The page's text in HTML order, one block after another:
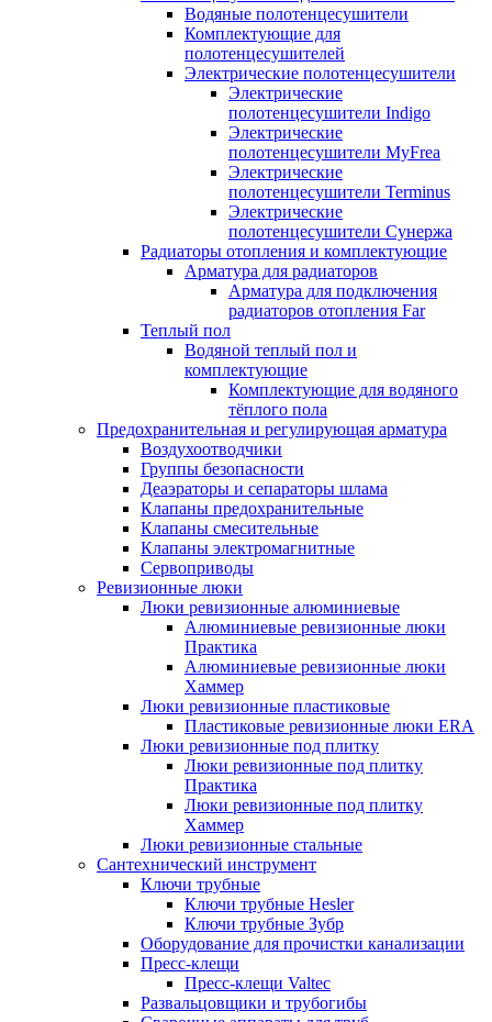
Водяные полотенцесушители
Комплектующие для
полотенцесушителей
Электрические полотенцесушители
Электрические
полотенцесушители Indigo
Электрические
полотенцесушители MyFrea
Электрические
полотенцесушители Terminus
Электрические
полотенцесушители Сунержа
Радиаторы отопления и комплектующие
Арматура для радиаторов
Арматура для подключения
радиаторов отопления Far
Теплый пол
Водяной теплый пол и
комплектующие
Комплектующие для водяного
тёплого пола
Предохранительная и регулирующая арматура
Воздухоотводчики
Группы безопасности
Деаэраторы и сепараторы шлама
Клапаны предохранительные
Клапаны смесительные
Клапаны электромагнитные
Сервоприводы
Ревизионные люки
Люки ревизионные алюминиевые
Алюминиевые ревизионные люки
Практика
Алюминиевые ревизионные люки
Хаммер
Люки ревизионные пластиковые
Пластиковые ревизионные люки ERA
Люки ревизионные под плитку
Люки ревизионные под плитку
Практика
Люки ревизионные под плитку
Хаммер
Люки ревизионные стальные
Сантехнический инструмент
Ключи трубные
Ключи трубные Hesler
Ключи трубные Зубр
Оборудование для прочистки канализации
Пресс-клещи
Пресс-клещи Valtec
Развальцовщики и трубогибы